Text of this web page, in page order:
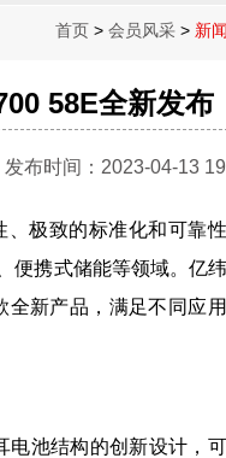
首页 > 会员风采 > 新
58E全新发布
布时间：2023-04-13
极致的标准化和可靠
便携式储能等领域。亿
全新产品，满足不同应
电池结构的创新设计，